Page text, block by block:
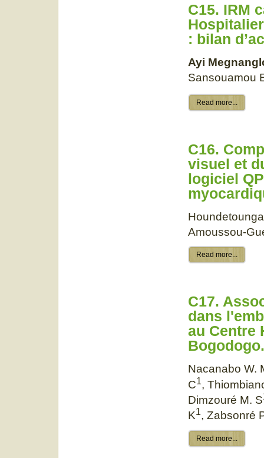
C15. IRM
: bilan
Ayi
Sansouamou
Read more...
C16.
visuel et
logiciel
Amoussou-
Read more...
C17.
dans
au Centre
Bogodogo.
Nacanabo W.
C1,
Dimzouré M. S
K1, Zabsonré
Read more...